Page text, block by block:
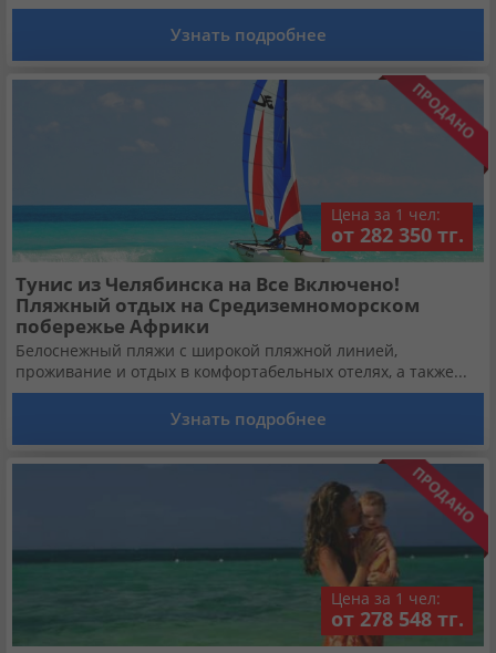
Узнать подробнее
Цена за 1 чел:
от 282 350 тг.
Тунис из Челябинска на Все Включено!
Пляжный отдых на Средиземноморском
побережье Африки
Белоснежный пляжи с широкой пляжной линией,
проживание и отдых в комфортабельных отелях, а также...
Узнать подробнее
Цена за 1 чел:
от 278 548 тг.